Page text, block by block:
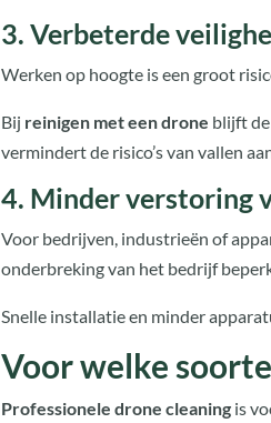
3. Verbeterde
Werken op hoogte is een groot
Bij reinigen met een drone blijft
vermindert de risico’s van vallen
4. Minder verstoring
Voor bedrijven, industrieën of
onderbreking van het bedrijf
Snelle installatie en minder
Voor welke
Professionele drone cleaningis